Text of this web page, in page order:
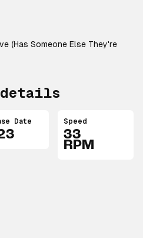
(Has Someone Else They're
Date Speed
33
RPM